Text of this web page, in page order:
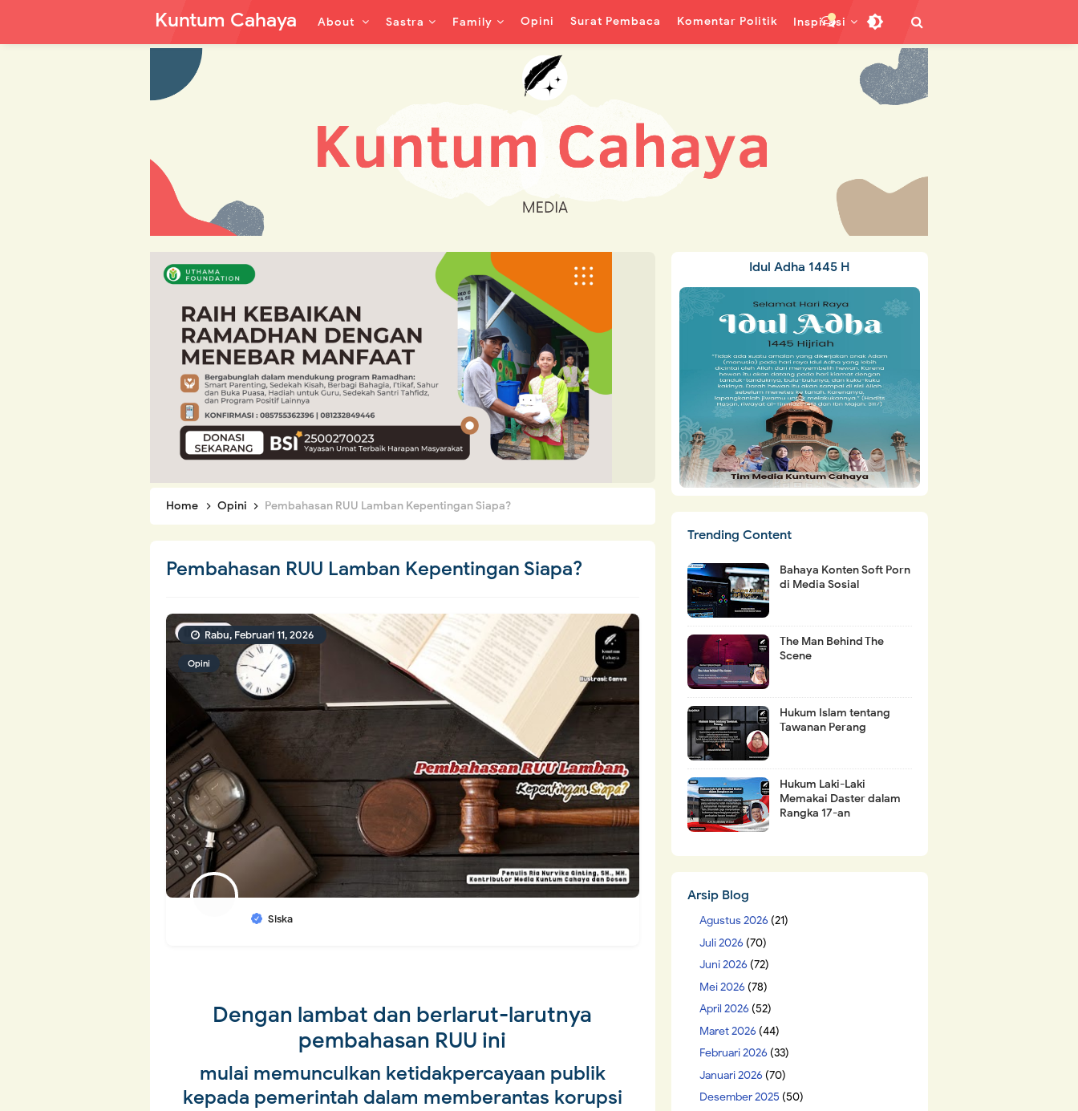
Kuntum Cahaya About Sastra Family Opini Surat Pembaca Komentar Politik Inspirasi
Home Opini Pembahasan RUU Lamban Kepentingan Siapa?
Pembahasan RUU Lamban Kepentingan Siapa?
Opini
Siska
Rabu, Februari 11, 2026
Dengan lambat dan berlarut-larutnya
pembahasan RUU ini
mulai memunculkan ketidakpercayaan publik
kepada pemerintah dalam memberantas korupsi
Idul Adha 1445 H
Trending Content
Bahaya Konten Soft Porn
di Media Sosial
The Man Behind The
Scene
Hukum Islam tentang
Tawanan Perang
Hukum Laki-Laki
Memakai Daster dalam
Rangka 17-an
Arsip Blog
Agustus 2026 (21)
Juli 2026 (70)
Juni 2026 (72)
Mei 2026 (78)
April 2026 (52)
Maret 2026 (44)
Februari 2026 (33)
Januari 2026 (70)
Desember 2025 (50)